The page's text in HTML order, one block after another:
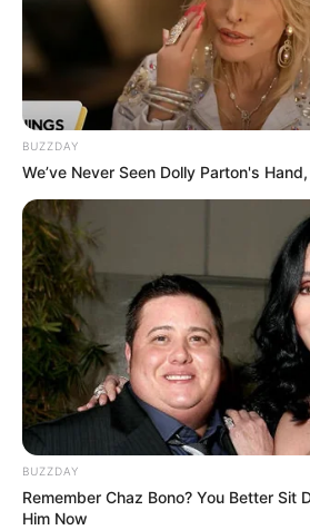
BUZZDAY
We’ve Never Seen Dolly Parton's
BUZZDAY
Remember Chaz Bono? You Better Sit
Him Now